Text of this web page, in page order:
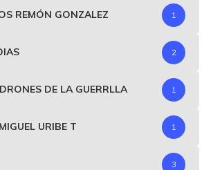
REMÓN GONZALEZ 1
2
DE LA GUERRLLA 1
URIBE T 1
3